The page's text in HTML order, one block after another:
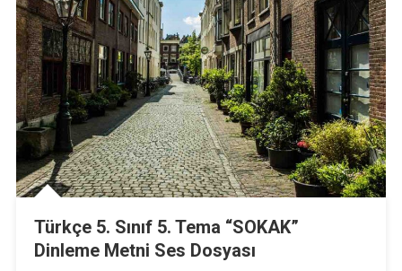
Türkçe 5. Sınıf 5. Tema “SOKAK”
Dinleme Metni Ses Dosyası